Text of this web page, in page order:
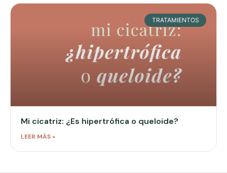
TRATAMIENTOS
Mi cicatriz: ¿Es hipertrófica o queloide?
LEER MÁS »